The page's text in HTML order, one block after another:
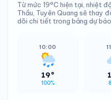
Từ mức 19°C hiện tại, nhiệt
Thầu, Tuyên Quang sẽ thay
dõi chi tiết trong bảng dự báo
10:00
19°
100%